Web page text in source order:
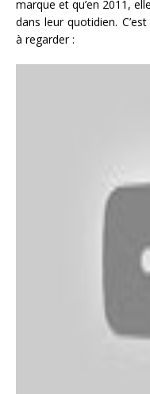
marque et qu’en 2011,
dans leur quotidien.
à regarder :